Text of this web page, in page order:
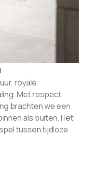
royale
Met respect
brachten we een
als buiten. Het
tussen tijdloze